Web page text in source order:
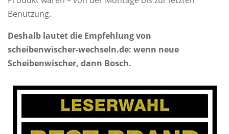
Benutzung.
Deshalb lautet die Empfehlung von
scheibenwischer-wechseln.de: wenn neue
Scheibenwischer, dann Bosch.